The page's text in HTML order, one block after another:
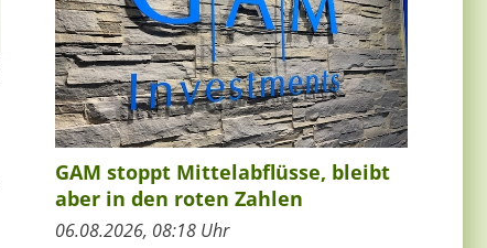
GAM stoppt Mittelabflüsse, bleibt
aber in den roten Zahlen
06.08.2026, 08:18 Uhr